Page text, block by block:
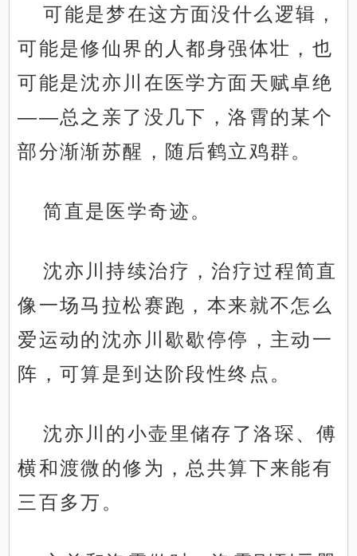
可能是梦在这方面没什么逻辑，
可能是修仙界的人都身强体壮，也
可能是沈亦川在医学方面天赋卓绝
——总之亲了没几下，洛霄的某个
部分渐渐苏醒，随后鹤立鸡群。
简直是医学奇迹。
沈亦川持续治疗，治疗过程简直
像一场马拉松赛跑，本来就不怎么
爱运动的沈亦川歇歇停停，主动一
阵，可算是到达阶段性终点。
沈亦川的小壶里储存了洛琛、傅
横和渡微的修为，总共算下来能有
三百多万。